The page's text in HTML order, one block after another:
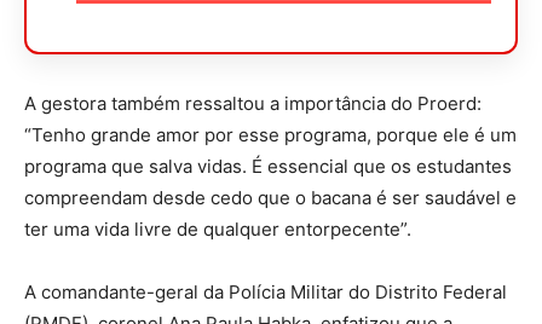
A gestora também ressaltou a importância do Proerd:
“Tenho grande amor por esse programa, porque ele é um
programa que salva vidas. É essencial que os estudantes
compreendam desde cedo que o bacana é ser saudável e
ter uma vida livre de qualquer entorpecente”.
A comandante-geral da Polícia Militar do Distrito Federal